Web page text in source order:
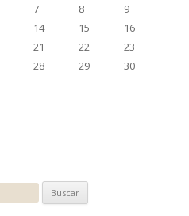
7 8
9
14 15
16
21 22
23
28 29
30